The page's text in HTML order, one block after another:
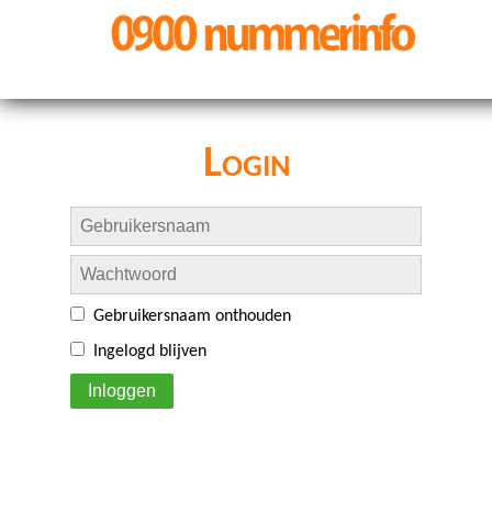
Login
Gebruikersnaam onthouden
Ingelogd blijven
Inloggen